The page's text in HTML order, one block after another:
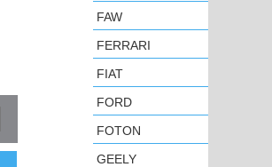
FAW
FERRARI
FIAT
FORD
FOTON
GEELY